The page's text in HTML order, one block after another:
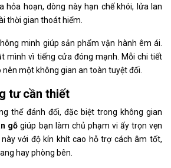
hỏa hoạn, dòng này hạn chế khói, lửa lan
thời gian thoát hiểm.
minh giúp sản phẩm vận hành êm ái.
mình vì tiếng cửa đóng mạnh. Mỗi chi tiết
một không gian an toàn tuyệt đối.
tư cần thiết
thể đánh đổi, đặc biệt trong không gian
gỗ giúp bạn làm chủ phạm vi ấy trọn vẹn
này với độ kín khít cao hỗ trợ cách âm tốt,
hay phòng bên.